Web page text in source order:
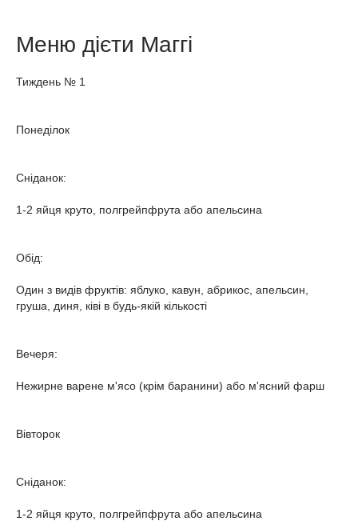
Меню дієти Маггі
Тиждень № 1
Понеділок
Сніданок:
1-2 яйця круто, полгрейпфрута або апельсина
Обід:
Один з видів фруктів: яблуко, кавун, абрикос, апельсин,
груша, диня, ківі в будь-якій кількості
Вечеря:
Нежирне варене м'ясо (крім баранини) або м'ясний фарш
Вівторок
Сніданок:
1-2 яйця круто, полгрейпфрута або апельсина